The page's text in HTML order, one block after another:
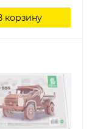
корзину